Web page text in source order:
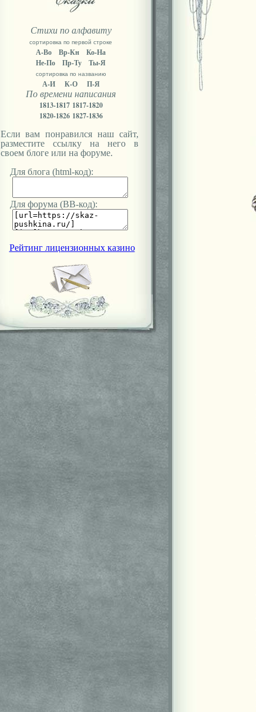
Стихи по алфавиту
сортировка по первой строке
А-Во Вр-Кн
Ко-На
Не-По
Пр-Ту Ты-Я
сортировка по названию
А-И К-О
П-Я
По времени написания
1813-1817 1817-1820
1820-1826 1827-1836
Если вам понравился наш сайт,
разместите ссылку на него в
своем блоге или на форуме.
Для блога (html-код):
Для форума (ВВ-код):
Рейтинг лицензионных казино